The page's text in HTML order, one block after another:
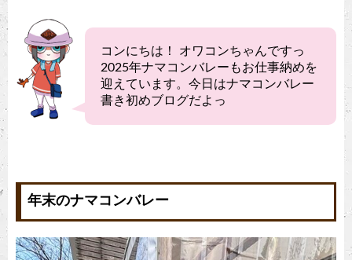
コンにちは！ オワコンちゃんですっ
2025年ナマコンバレーもお仕事納めを
迎えています。今日はナマコンバレー
書き初めブログだよっ
年末のナマコンバレー